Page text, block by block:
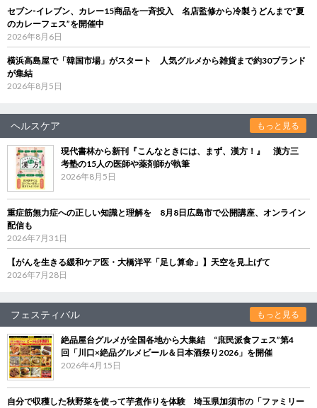
セブン‐イレブン、カレー15商品を一斉投入 名店監修から冷製うどんまで“夏
のカレーフェス”を開催中
2026年8月6日
横浜高島屋で「韓国市場」がスタート 人気グルメから雑貨まで約30ブランド
が集結
2026年8月5日
ヘルスケア もっと見る
現代書林から新刊『こんなときには、まず、漢方！』 漢方三
考塾の15人の医師や薬剤師が執筆
2026年8月5日
重症筋無力症への正しい知識と理解を 8月8日広島市で公開講座、オンライン
配信も
2026年7月31日
【がんを生きる緩和ケア医・大橋洋平「足し算命」】天空を見上げて
2026年7月28日
フェスティバル もっと見る
絶品屋台グルメが全国各地から大集結 “庶民派食フェス”第4
回「川口×絶品グルメビール＆日本酒祭り2026」を開催
2026年4月15日
自分で収穫した秋野菜を使って芋煮作りを体験 埼玉県加須市の「ファミリー